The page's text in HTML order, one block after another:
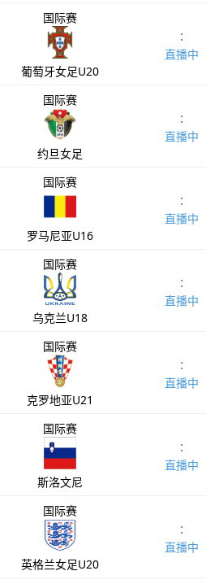
国际赛
葡萄牙女足U20
:
直播中
国际赛
约旦女足
:
直播中
国际赛
罗马尼亚U16
:
直播中
国际赛
乌克兰U18
:
直播中
国际赛
克罗地亚U21
:
直播中
国际赛
斯洛文尼
:
直播中
国际赛
英格兰女足U20
:
直播中